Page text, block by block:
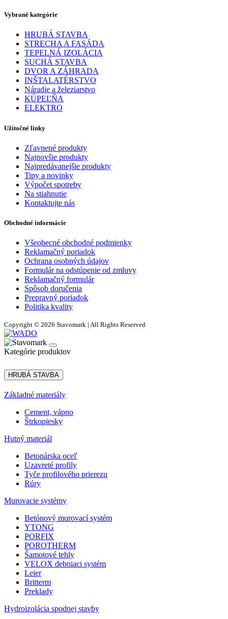
Vybrané kategórie
HRUBÁ STAVBA
STRECHA A FASÁDA
TEPELNÁ IZOLÁCIA
SUCHÁ STAVBA
DVOR A ZÁHRADA
INŠTALATÉRSTVO
Náradie a železiarstvo
KÚPEĽŇA
ELEKTRO
Užitočné linky
Zľavnené produkty
Najnovšie produkty
Najpredávanejšie produkty
Tipy a novinky
Výpočet spotreby
Na stiahnutie
Kontaktujte nás
Obchodné informácie
Všeobecné obchodné podmienky
Reklamačný poriadok
Ochrana osobných údajov
Formulár na odstúpenie od zmluvy
Reklamačný formulár
Spôsob doručenia
Prepravný poriadok
Politika kvality
Copyright © 2026 Stavomark | All Rights Reserved
Kategórie produktov
HRUBÁ STAVBA
Základné materiály
Cement, vápno
Štrkopiesky
Hutný materiál
Betonárska oceľ
Uzavreté profily
Tyče profilového prierezu
Rúry
Murovacie systémy
Betónový murovací systém
YTONG
PORFIX
POROTHERM
Šamotové tehly
VELOX debniaci systém
Leier
Britterm
Preklady
Hydroizolácia spodnej stavby